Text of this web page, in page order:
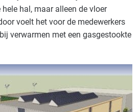
hal, maar alleen de vloer
voelt het voor de medewerkers
verwarmen met een gasgestookte